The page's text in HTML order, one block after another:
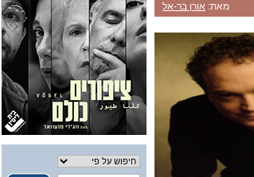
מאת: אורן בר-אל